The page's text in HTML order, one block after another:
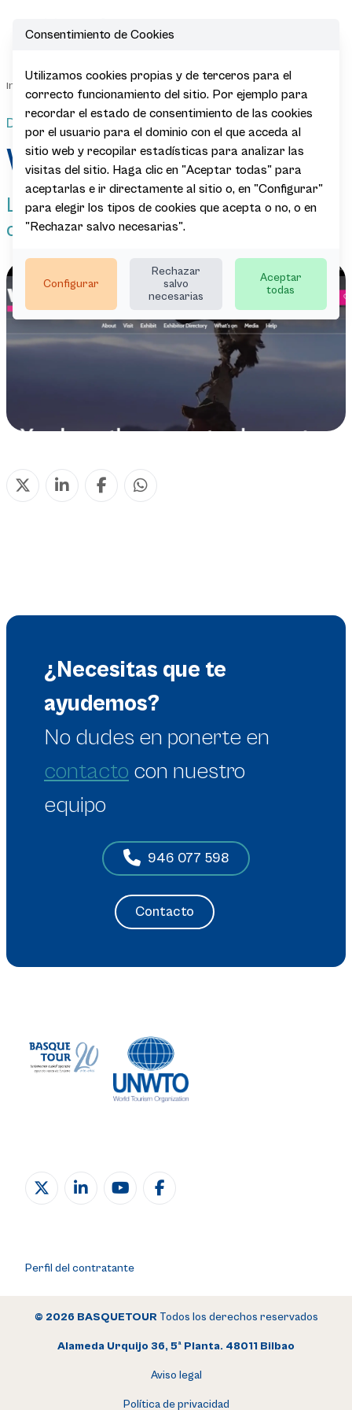
Inicio Sala de Prensa Actualidad Agenda
Del 4 al 6 de Noviembre, Londres
WTM
Lorem ipsum dolor sit amet,
consectetur adipiscing elit.
¿Necesitas que te
ayudemos?
No dudes en ponerte en
contacto con nuestro
equipo
946 077 598
Contacto
Perfil del contratante
© 2026 BASQUETOURTodos los derechos reservados
Alameda Urquijo 36, 5ª Planta. 48011 Bilbao
Aviso legal
Política de privacidad
Consentimiento de Cookies
Utilizamos cookies propias y de terceros para el
correcto funcionamiento del sitio. Por ejemplo para
recordar el estado de consentimiento de las cookies
por el usuario para el dominio con el que acceda al
sitio web y recopilar estadísticas para analizar las
visitas del sitio. Haga clic en "Aceptar todas" para
aceptarlas e ir directamente al sitio o, en "Configurar"
para elegir los tipos de cookies que acepta o no, o en
"Rechazar salvo necesarias".
Configurar
Rechazar
salvo
necesarias
Aceptar
todas